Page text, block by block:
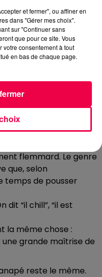
MAGNUM, LES
ET DES FOIS CES
SE COMPRENDRE.
POUR TRADUIRE !
flemmard.
une expression qu’on
qui ne fait
flemmard. Le genre
que, selon
temps de pousser
dit “il chill”, “il est
la même chose :
grande maîtrise de
reste le même.
et fermer", ou affiner en
dans "Gérer mes choix".
sur "Continuer sans
que pour ce site. Vous
votre consentement à tout
en bas de chaque page.